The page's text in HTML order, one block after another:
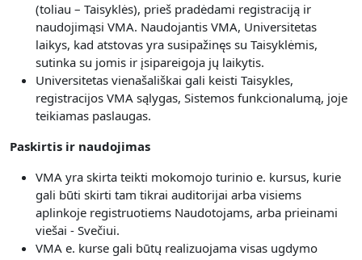
(toliau – Taisyklės), prieš pradėdami registraciją ir
naudojimąsi VMA. Naudojantis VMA, Universitetas
laikys, kad atstovas yra susipažinęs su Taisyklėmis,
sutinka su jomis ir įsipareigoja jų laikytis.
Universitetas vienašališkai gali keisti Taisykles,
registracijos VMA sąlygas, Sistemos funkcionalumą, joje
teikiamas paslaugas.
Paskirtis ir naudojimas
VMA yra skirta teikti mokomojo turinio e. kursus, kurie
gali būti skirti tam tikrai auditorijai arba visiems
aplinkoje registruotiems Naudotojams, arba prieinami
viešai - Svečiui.
VMA e. kurse gali būtų realizuojama visas ugdymo